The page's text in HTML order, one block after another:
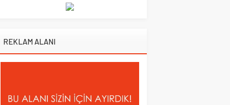
REKLAM ALANI